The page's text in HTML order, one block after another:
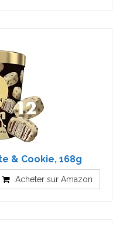
& Cookie, 168g
Acheter sur Amazon